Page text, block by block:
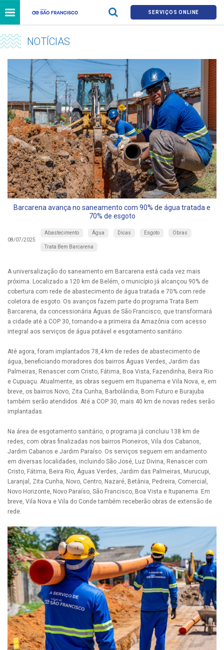
SERVIÇOS ONLINE
NOTÍCIAS
Barcarena avança no saneamento com 90% de água tratada e
70% de esgoto
08/07/2025
Abastecimento Água Dicas Esgoto Obras
Trata Bem Barcarena
A universalização do saneamento em Barcarena está cada vez mais
próxima. Localizado a 120 km de Belém, o município já alcançou 90% de
cobertura com rede de abastecimento de água tratada e 70% com rede
coletora de esgoto. Os avanços fazem parte do programa Trata Bem
Barcarena, da concessionária Águas de São Francisco, que transformará
a cidade até a COP 30, tornando-a a primeira da Amazônia com acesso
integral aos serviços de água potável e esgotamento sanitário.
Até agora, foram implantados 78,4 km de redes de abastecimento de
água, beneficiando moradores dos bairros Águas Verdes, Jardim das
Palmeiras, Renascer com Cristo, Fátima, Boa Vista, Fazendinha, Beira Rio
e Cupuaçu. Atualmente, as obras seguem em Itupanema e Vila Nova, e, em
breve, os bairros Novo, Zita Cunha, Barbolândia, Bom Futuro e Burajuba
também serão atendidos. Até a COP 30, mais 40 km de novas redes serão
implantadas.
Na área de esgotamento sanitário, o programa já concluiu 138 km de
redes, com obras finalizadas nos bairros Pioneiros, Vila dos Cabanos,
Jardim Cabanos e Jardim Paraíso. Os serviços seguem em andamento
em diversas localidades, incluindo São José, Luz Divina, Renascer com
Cristo, Fátima, Beira Rio, Águas Verdes, Jardim das Palmeiras, Murucupi,
Laranjal, Zita Cunha, Novo, Centro, Nazaré, Betânia, Pedreira, Comercial,
Novo Horizonte, Novo Paraíso, São Francisco, Boa Vista e Itupanema. Em
breve, Vila Nova e Vila do Conde também receberão obras de extensão de
rede.